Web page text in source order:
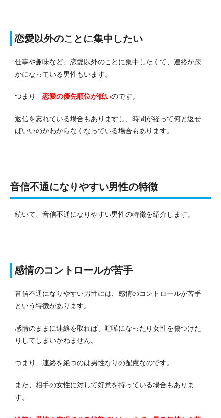
恋愛以外のことに集中したい
仕事や趣味など、恋愛以外のことに集中したくて、連絡が疎
かになっている男性もいます。
つまり、 恋愛の優先順位が低いのです。
返信を忘れている場合もありますし、時間が経って何と返せ
ばいいのかわからなくなっている場合もあります。
音信不通になりやすい男性の特徴
続いて、音信不通になりやすい男性の特徴を紹介します。
感情のコントロールが苦手
音信不通になりやすい男性には、感情のコントロールが苦手
という特徴があります。
感情のままに連絡を取れば、喧嘩になったり女性を傷つけた
りしてしまいかねません。
つまり、連絡を絶つのは男性なりの配慮なのです。
また、相手の女性に対して好意を持っている場合もありま
す。